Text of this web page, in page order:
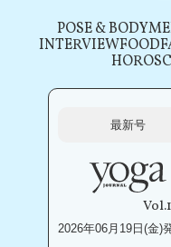
POSE & BODY
INTERVIEWFOOD
最新号
2026年06月19日(金)